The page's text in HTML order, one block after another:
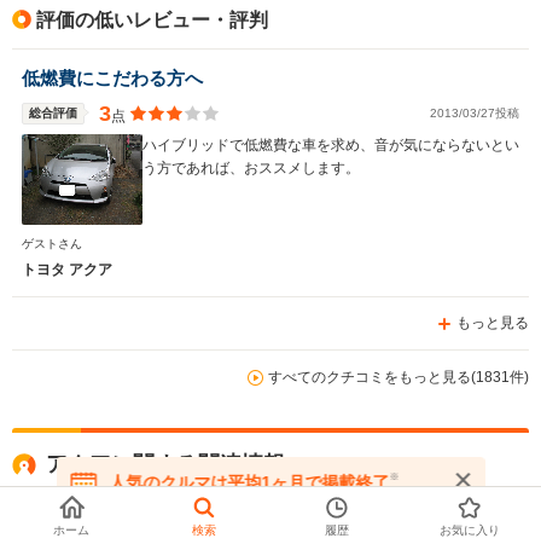
評価の低いレビュー・評判
低燃費にこだわる方へ
総合評価 3点 2013/03/27投稿
ハイブリッドで低燃費な車を求め、音が気にならないとい
う方であれば、おススメします。
ゲストさん
トヨタ アクア
もっと見る
すべてのクチコミをもっと見る(1831件)
アクアに関する関連情報
アクアの最新モデル情報
人気のクルマは平均1ヶ月で掲載終了※
在庫が無くなる前にお問い合わせください
ホーム 検索 履歴 お気に入り